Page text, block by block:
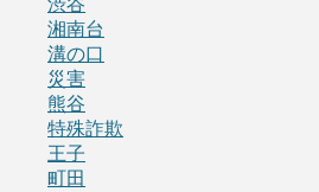
渋谷
湘南台
溝の口
災害
熊谷
特殊詐欺
王子
町田